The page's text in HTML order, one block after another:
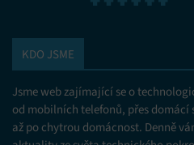
KDO JSME
Jsme web zajímající se o
od mobilních telefonů, přes domácí
až po chytrou domácnost. Denně